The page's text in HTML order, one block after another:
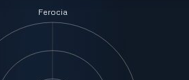
Ferocia